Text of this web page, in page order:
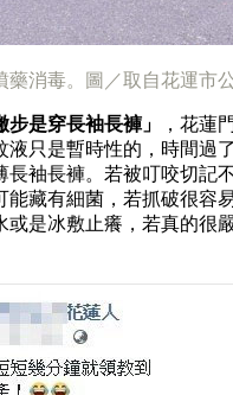
藥消毒。圖／取自花運市
步是穿長袖長褲」
，花蓮
只是暫時性的，時間過
長袖長褲。若被叮咬切記
能藏有細菌，若抓破很容
或是冰敷止癢，若真的很